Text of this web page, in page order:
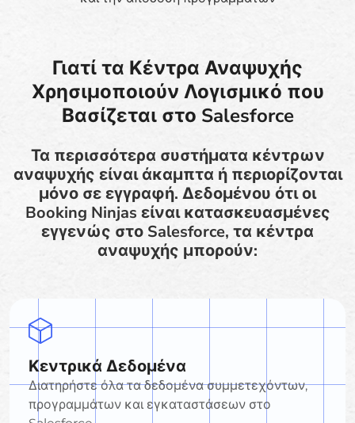
Γιατί τα Κέντρα Αναψυχής
Χρησιμοποιούν Λογισμικό που
Βασίζεται στο Salesforce
Τα περισσότερα συστήματα κέντρων
αναψυχής είναι άκαμπτα ή περιορίζονται
μόνο σε εγγραφή. Δεδομένου ότι οι
Booking Ninjas είναι κατασκευασμένες
εγγενώς στο Salesforce, τα κέντρα
αναψυχής μπορούν:
Κεντρικά Δεδομένα
Διατηρήστε όλα τα δεδομένα συμμετεχόντων,
προγραμμάτων και εγκαταστάσεων στο